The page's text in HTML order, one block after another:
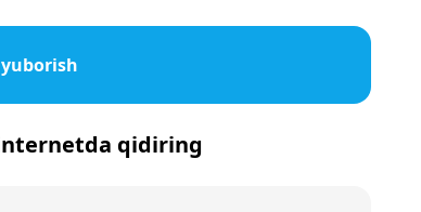
qidiring